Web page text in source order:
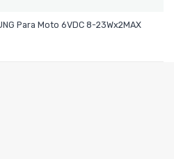
Para Moto 6VDC 8-23Wx2MAX